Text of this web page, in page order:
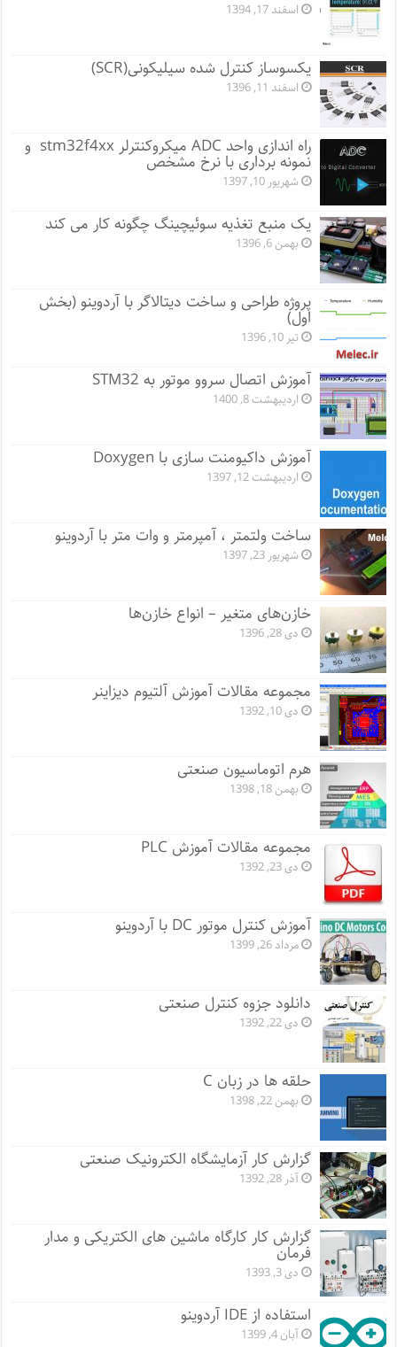
اسفند 17, 1394
یکسوساز کنترل شده سیلیکونی(SCR)
اسفند 11, 1396
راه اندازی واحد ADC میکروکنترلر stm32f4xx و
نمونه برداری با نرخ مشخص
شهریور 10, 1397
یک منبع تغذیه سوئیچینگ چگونه کار می کند
بهمن 6, 1396
پروژه طراحی و ساخت دیتالاگر با آردوینو (بخش
اول)
تیر 10, 1396
آموزش اتصال سروو موتور به STM32
اردیبهشت 8, 1400
آموزش داکیومنت سازی با Doxygen
اردیبهشت 12, 1397
ساخت ولتمتر ، آمپرمتر و وات متر با آردوینو
شهریور 23, 1397
خازن‌های متغیر – انواع خازن‌ها
دی 28, 1396
مجموعه مقالات آموزش آلتیوم دیزاینر
دی 10, 1392
هرم اتوماسیون صنعتی
بهمن 18, 1398
مجموعه مقالات آموزش PLC
دی 23, 1392
آموزش کنترل موتور DC با آردوینو
مرداد 26, 1399
دانلود جزوه کنترل صنعتی
دی 22, 1392
حلقه ها در زبان C
بهمن 22, 1398
گزارش کار آزمایشگاه الکترونیک صنعتی
آذر 28, 1392
گزارش کار کارگاه ماشین های الکتریکی و مدار
فرمان
دی 3, 1393
استفاده از IDE آردوینو
آبان 4, 1399